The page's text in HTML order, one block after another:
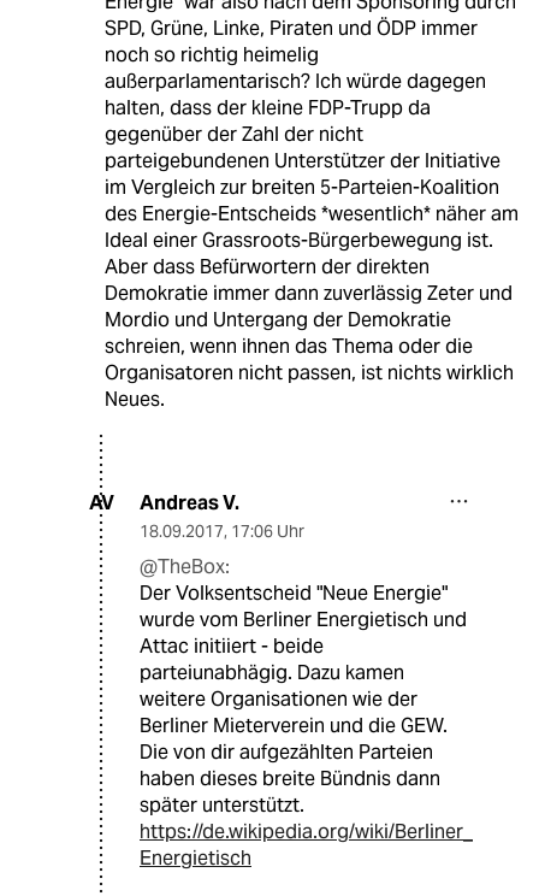
SPD, Grüne, Linke, Piraten und ÖDP immer
noch so richtig heimelig
außerparlamentarisch? Ich würde dagegen
halten, dass der kleine FDP-Trupp da
gegenüber der Zahl der nicht
parteigebundenen Unterstützer der Initiative
im Vergleich zur breiten 5-Parteien-Koalition
des Energie-Entscheids *wesentlich* näher am
Ideal einer Grassroots-Bürgerbewegung ist.
Aber dass Befürwortern der direkten
Demokratie immer dann zuverlässig Zeter und
Mordio und Untergang der Demokratie
schreien, wenn ihnen das Thema oder die
Organisatoren nicht passen, ist nichts wirklich
Neues.
AV Andreas V.
18.09.2017, 17:06 Uhr
@TheBox:
Der Volksentscheid "Neue Energie"
wurde vom Berliner Energietisch und
Attac initiiert - beide
parteiunabhägig. Dazu kamen
weitere Organisationen wie der
Berliner Mieterverein und die GEW.
Die von dir aufgezählten Parteien
haben dieses breite Bündnis dann
später unterstützt.
https://de.wikipedia.org/wiki/Berliner_
Energietisch